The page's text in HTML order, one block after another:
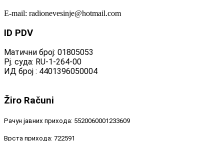
E-mail: radionevesinje@hotmail.com
ID PDV
Матични број: 01805053
Рј. суда: RU-1-264-00
ИД број : 4401396050004
Žiro Računi
Рачун јавних прихода: 5520060001233609
Врста прихода: 722591